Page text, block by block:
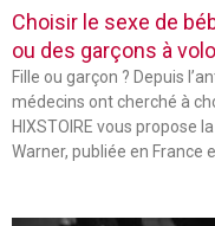
Choisir le sexe de
ou des garçons à
Fille ou garçon ? Depuis
médecins ont cherché à
HIXSTOIRE vous propose
Warner, publiée en France